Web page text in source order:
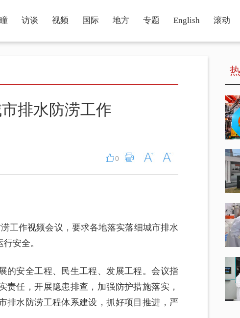
访谈 视频 国际 地方 专题 English 滚动
排水防涝工作
0
工作视频会议，要求各地落实落细城市排水
安全。
的安全工程、民生工程、发展工程。会议指
任，开展隐患排查，加强防护措施落实，
排水防涝工程体系建设，抓好项目推进，严